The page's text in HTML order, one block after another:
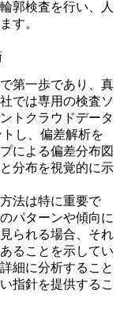
郭検査を行い、人
す。
第一歩であり、真
では専用の検査ソ
トクラウドデータ
し、偏差解析を
による偏差分布図
分布を視覚的に示
法は特に重要で
パターンや傾向に
られる場合、それ
ることを示してい
細に分析すること
指針を提供するこ